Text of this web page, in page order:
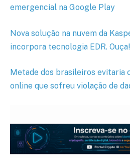
emergencial na Google Play
Nova solução na nuvem da
incorpora tecnologia EDR. Ouça!
Metade dos brasileiros evitaria
online que sofreu violação de